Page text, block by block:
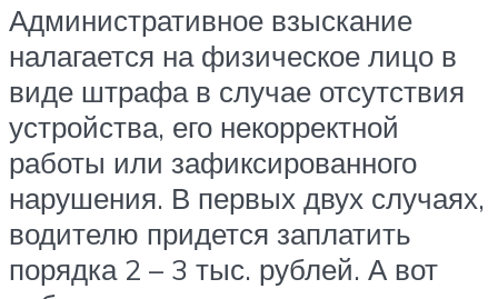
Административное взыскание
налагается на физическое лицо в
виде штрафа в случае отсутствия
устройства, его некорректной
работы или зафиксированного
нарушения. В первых двух случаях,
водителю придется заплатить
порядка 2 – 3 тыс. рублей. А вот